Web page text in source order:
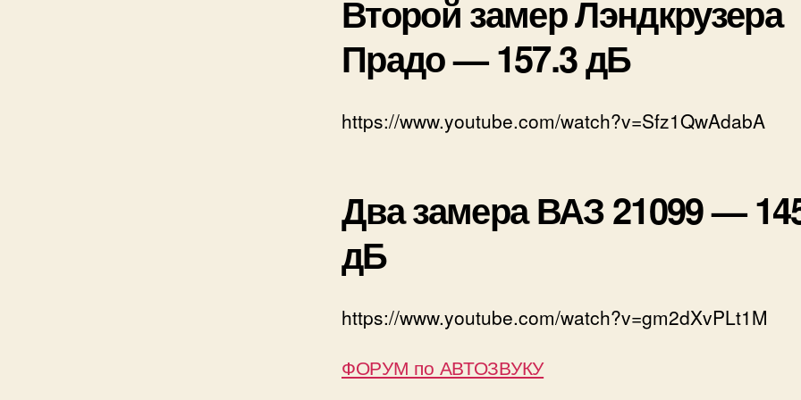
Второй замер Лэндкрузера
Прадо — 157.3 дБ
https://www.youtube.com/watch?v=Sfz1QwAdabA
Два замера ВАЗ 21099 —
дБ
https://www.youtube.com/watch?v=gm2dXvPLt1M
ФОРУМ по АВТОЗВУКУ